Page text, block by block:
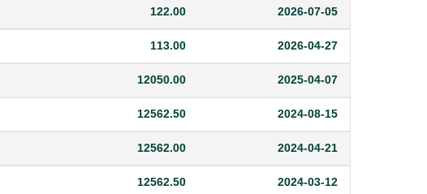
2026-07-05
122.00
2026-04-27
113.00
2025-04-07
12050.00
2024-08-15
12562.50
2024-04-21
12562.00
2024-03-12
12562.50